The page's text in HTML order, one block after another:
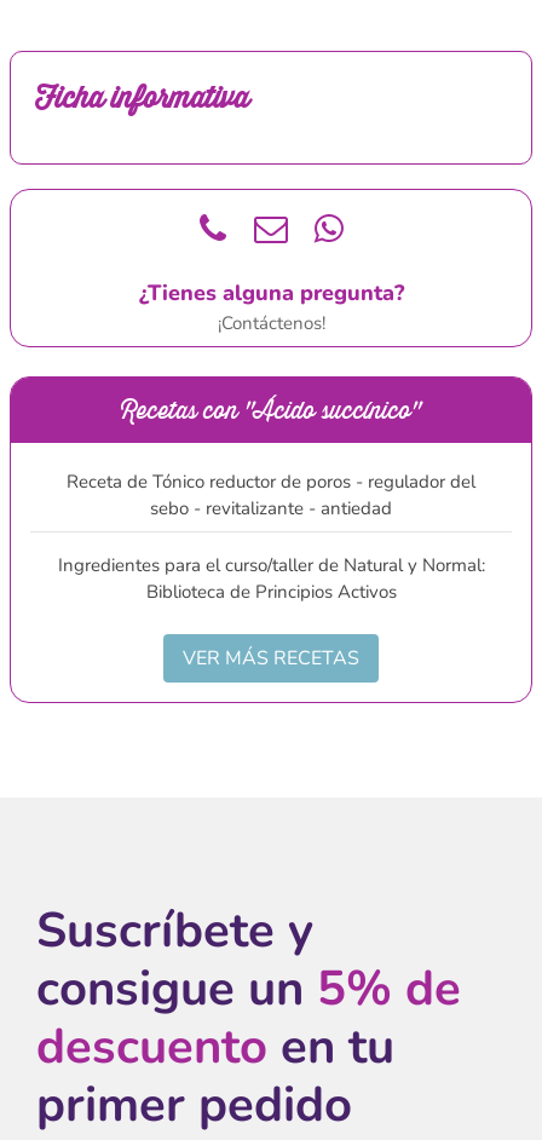
Ficha informativa
¿Tienes alguna pregunta?
¡Contáctenos!
Recetas con "Ácido succínico"
Receta de Tónico reductor de poros - regulador del
sebo - revitalizante - antiedad
Ingredientes para el curso/taller de Natural y Normal:
Biblioteca de Principios Activos
VER MÁS RECETAS
Suscríbete y
consigue un 5% de
descuento en tu
primer pedido